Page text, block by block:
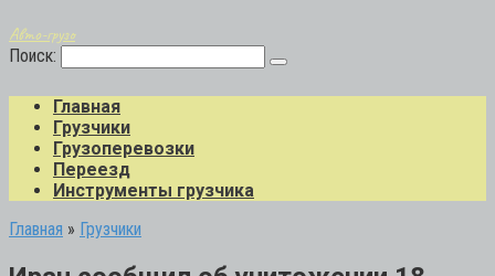
Авто-грузо
Поиск:
Главная
Грузчики
Грузоперевозки
Переезд
Инструменты грузчика
Главная » Грузчики